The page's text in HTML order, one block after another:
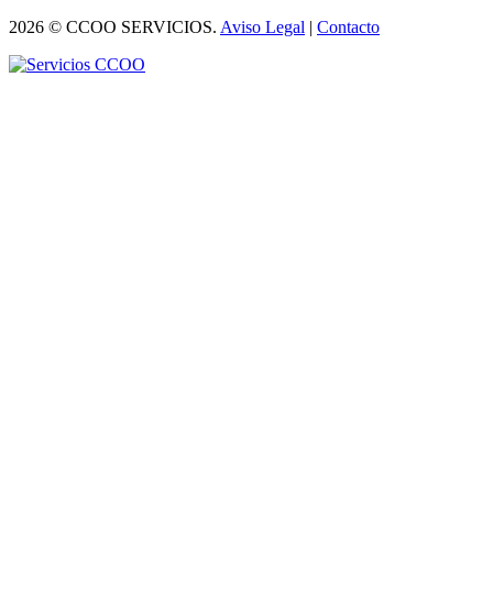
2026 © CCOO SERVICIOS. Aviso Legal | Contacto